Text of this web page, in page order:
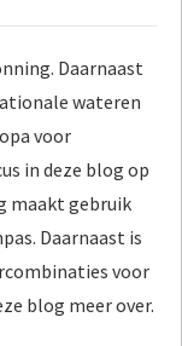
Daarnaast
wateren
voor
in deze blog op
maakt gebruik
Daarnaast is
voor
blog meer over.